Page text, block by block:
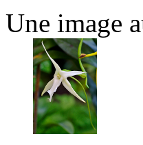
Une image